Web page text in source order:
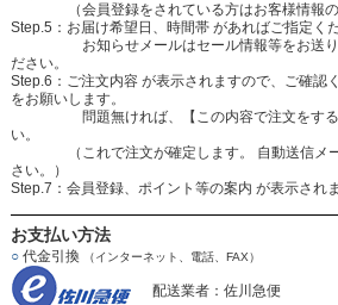
（会員登録をされている方はお客様情報の入
Step.5：お届け希望日、時間帯 があればご指定くだ
お知らせメールはセール情報等をお送りし
ださい。
Step.6：ご注文内容 が表示されますので、ご確認
をお願いします。
問題無ければ、【この内容で注文をする】
い。
（これで注文が確定します。 自動送信メー
さい。）
Step.7：会員登録、ポイント等の案内 が表示され
お支払い方法
○代金引換 （インターネット、電話、FAX）
配送業者：佐川急便